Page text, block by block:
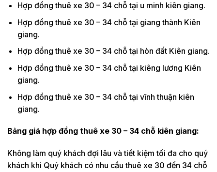
Hợp đồng thuê xe 30 – 34 chỗ tại u minh kiên giang.
Hợp đồng thuê xe 30 – 34 chỗ tại giang thành Kiên
giang.
Hợp đồng thuê xe 30 – 34 chỗ tại hòn đất Kiên giang.
Hợp đồng thuê xe 30 – 34 chỗ tại kiêng lương Kiên
giang.
Hợp đồng thuê xe 30 – 34 chỗ tại vĩnh thuận kiên
giang.
Bảng giá hợp đồng thuê xe 30 – 34 chỗ kiên giang:
Không làm quý khách đợi lâu và tiết kiệm tối đa cho quý
khách khi Quý khách có nhu cầu thuê xe 30 đến 34 chỗ